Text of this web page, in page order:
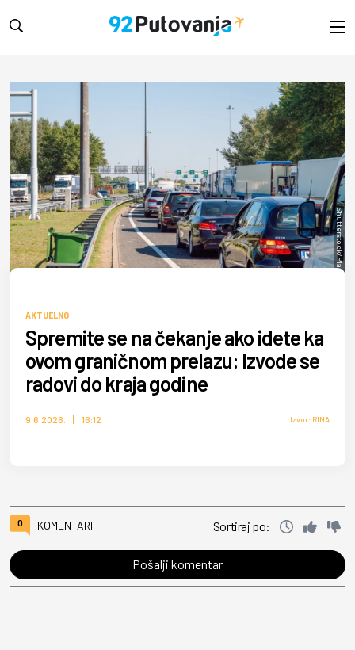
Shutterstock/Plam Petrov
AKTUELNO
Spremite se na čekanje ako idete ka
ovom graničnom prelazu: Izvode se
radovi do kraja godine
9.6.2026. 16:12 Izvor: RINA
0 KOMENTARI Sortiraj po:
Pošalji komentar